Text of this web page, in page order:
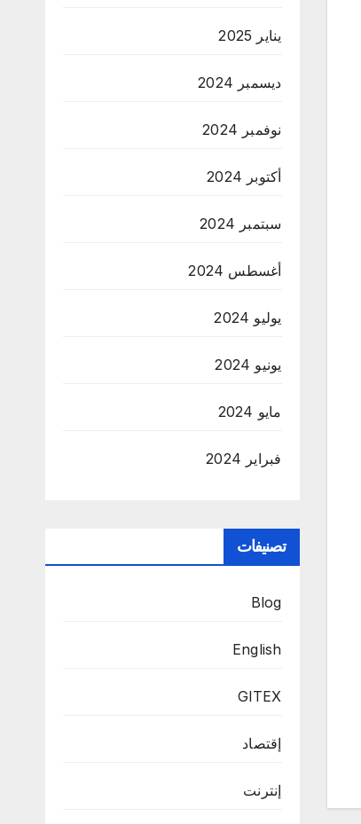
يناير 2025
ديسمبر 2024
نوفمبر 2024
أكتوبر 2024
سبتمبر 2024
أغسطس 2024
يوليو 2024
يونيو 2024
مايو 2024
فبراير 2024
تصنيفات
Blog
English
GITEX
إقتصاد
إنترنت